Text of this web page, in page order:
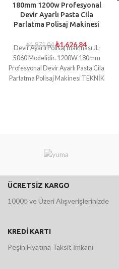
180mm 1200w Profesyonal
Devir Ayarlı Pasta Cila
Parlatma Polisaj Makinesi
₺1.871,04 ₺1.626,84
Devir Ayarlı Polisaj makinası JL-
5060 Modelidir. 1200W 180mm
Profesyonal Devir Ayarlı Pasta Cila
Parlatma Polisaj Makinesi TEKNİK
ÜCRETSİZ KARGO
1000₺ ve Üzeri Alışverişlerinizde
KREDİ KARTI
Peşin Fiyatına Taksit İmkanı